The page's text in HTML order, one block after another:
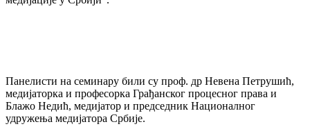
Панелисти на семинару били су проф. др Невена Петрушић,
медијаторка и професорка Грађанског процесног права и
Блажо Недић, медијатор и председник Националног
удружења медијатора Србије.